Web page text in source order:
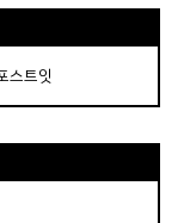
스트잇